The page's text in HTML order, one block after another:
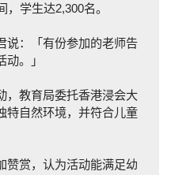
学生达2,300名。
说：「有份参加的老师告
。」
，教育局委托香港浸会大
特自然环境，并符合儿童
赞赏，认为活动能满足幼